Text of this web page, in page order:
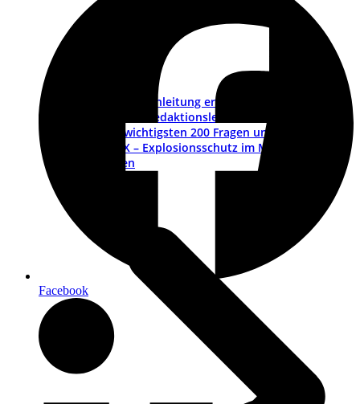
Betriebsanleitung erstellen – ein Leitfaden
Muster-Redaktionsleitfaden
Die wichtigsten 200 Fragen und Antworten
ATEX – Explosionsschutz im Maschinenbau
Schulungen
Facebook